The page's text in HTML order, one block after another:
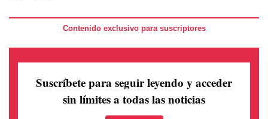
Contenido exclusivo para suscriptores
Suscríbete para seguir leyendo y acceder
sin límites a todas las noticias